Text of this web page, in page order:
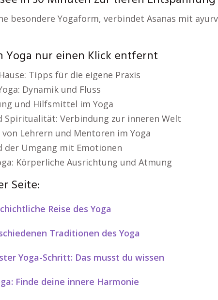
besondere Yogaform, verbindet Asanas mit
Yoga nur einen Klick entfernt
Tipps für die eigene Praxis
Dynamik und Fluss
und Hilfsmittel im Yoga
Spiritualität: Verbindung zur inneren Welt
von Lehrern und Mentoren im Yoga
der Umgang mit Emotionen
Körperliche Ausrichtung und Atmung
Seite:
Reise des Yoga
Traditionen des Yoga
Yoga-Schritt: Das musst du wissen
Finde deine innere Harmonie